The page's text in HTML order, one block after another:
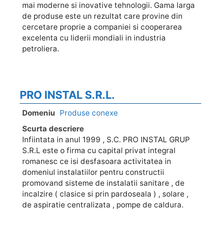
mai moderne si inovative tehnologii. Gama larga
de produse este un rezultat care provine din
cercetare proprie a companiei si cooperarea
excelenta cu liderii mondiali in industria
petroliera.
PRO INSTAL S.R.L.
Domeniu Produse conexe
Scurta descriere
Infiintata in anul 1999 , S.C. PRO INSTAL GRUP
S.R.L este o firma cu capital privat integral
romanesc ce isi desfasoara activitatea in
domeniul instalatiilor pentru constructii
promovand sisteme de instalatii sanitare , de
incalzire ( clasice si prin pardoseala ) , solare ,
de aspiratie centralizata , pompe de caldura.